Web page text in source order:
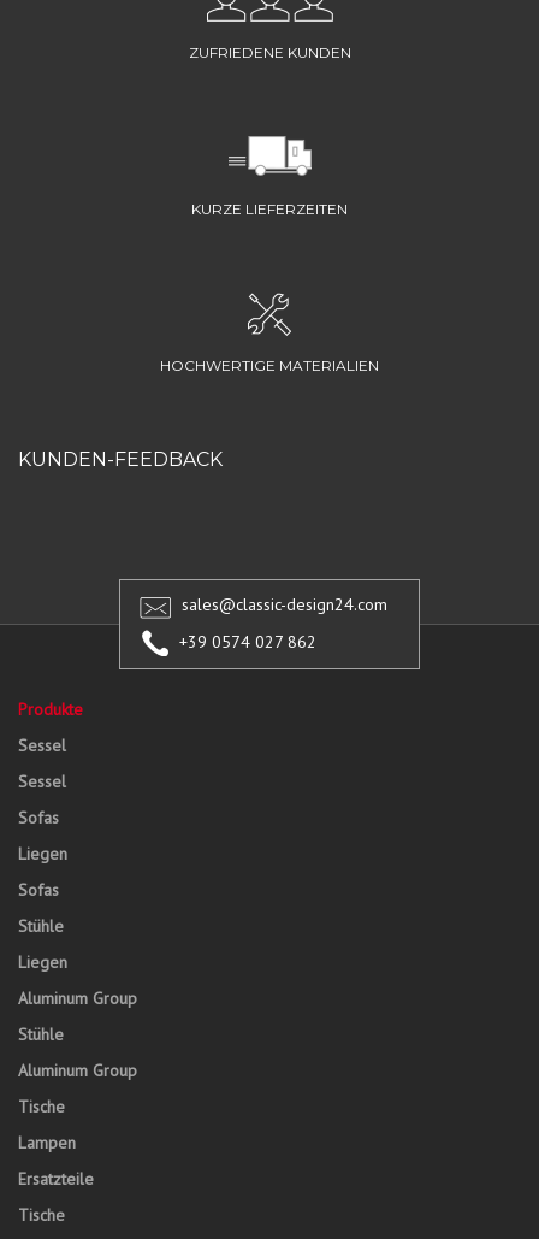
ZUFRIEDENE KUNDEN
KURZE LIEFERZEITEN
HOCHWERTIGE MATERIALIEN
KUNDEN-FEEDBACK
sales@classic-design24.com
+39 0574 027 862
Produkte
Sessel
Sessel
Sofas
Liegen
Sofas
Stühle
Liegen
Aluminum Group
Stühle
Aluminum Group
Tische
Lampen
Ersatzteile
Tische